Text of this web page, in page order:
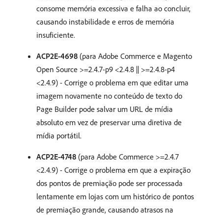
consome memória excessiva e falha ao concluir,
causando instabilidade e erros de memória
insuficiente.
ACP2E-4698 (para Adobe Commerce e Magento
Open Source >=2.4.7-p9 <2.4.8 || >=2.4.8-p4
<2.4.9) - Corrige o problema em que editar uma
imagem novamente no conteúdo de texto do
Page Builder pode salvar um URL de mídia
absoluto em vez de preservar uma diretiva de
mídia portátil.
ACP2E-4748 (para Adobe Commerce >=2.4.7
<2.4.9) - Corrige o problema em que a expiração
dos pontos de premiação pode ser processada
lentamente em lojas com um histórico de pontos
de premiação grande, causando atrasos na